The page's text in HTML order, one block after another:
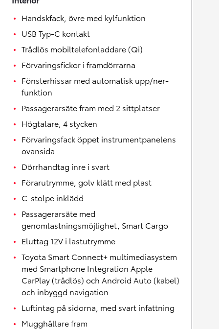
Handskfack, övre med kylfunktion
USB Typ-C kontakt
Trådlös mobiltelefonladdare (Qi)
Förvaringsfickor i framdörrarna
Fönsterhissar med automatisk upp/ner-
funktion
Passagerarsäte fram med 2 sittplatser
Högtalare, 4 stycken
Förvaringsfack öppet instrumentpanelens
ovansida
Dörrhandtag inre i svart
Förarutrymme, golv klätt med plast
C-stolpe inklädd
Passagerarsäte med
genomlastningsmöjlighet, Smart Cargo
Eluttag 12V i lastutrymme
Toyota Smart Connect+ multimediasystem
med Smartphone Integration Apple
CarPlay (trådlös) och Android Auto (kabel)
och inbyggd navigation
Luftintag på sidorna, med svart infattning
Mugghållare fram